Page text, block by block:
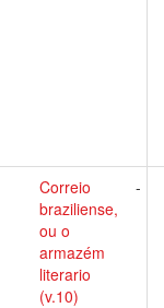
Correio
braziliense,
ou o
armazém
literario
(v.10)
-